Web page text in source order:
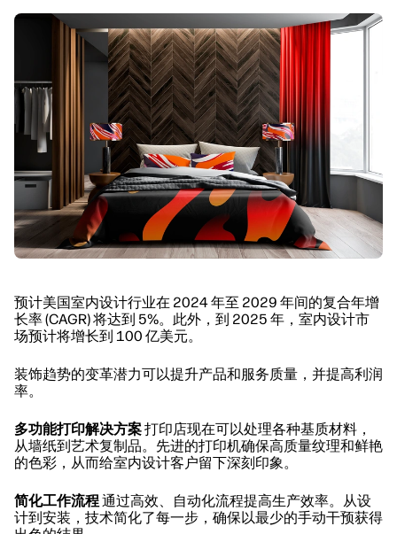
预计美国室内设计行业在 2024 年至 2029 年间的复合年增
长率 (CAGR) 将达到 5%。此外，到 2025 年，室内设计市
场预计将增长到 100 亿美元。
装饰趋势的变革潜力可以提升产品和服务质量，并提高利润
率。
多功能打印解决方案打印店现在可以处理各种基质材料，
从墙纸到艺术复制品。先进的打印机确保高质量纹理和鲜艳
的色彩，从而给室内设计客户留下深刻印象。
简化工作流程通过高效、自动化流程提高生产效率。从设
计到安装，技术简化了每一步，确保以最少的手动干预获得